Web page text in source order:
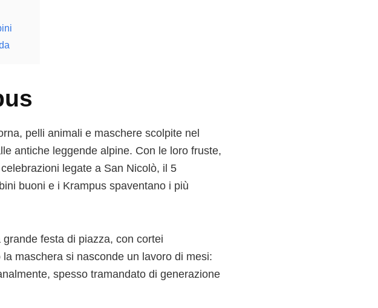
pelli animali e maschere scolpite nel
antiche leggende alpine. Con le loro fruste,
legate a San Nicolò, il 5
buoni e i Krampus spaventano i più
festa di piazza, con cortei
maschera si nasconde un lavoro di mesi:
spesso tramandato di generazione